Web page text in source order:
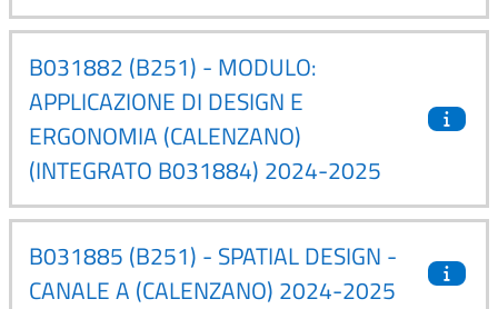
B031882 (B251) - MODULO:
APPLICAZIONE DI DESIGN E
ERGONOMIA (CALENZANO)
(INTEGRATO B031884) 2024-2025
B031885 (B251) - SPATIAL DESIGN -
CANALE A (CALENZANO) 2024-2025